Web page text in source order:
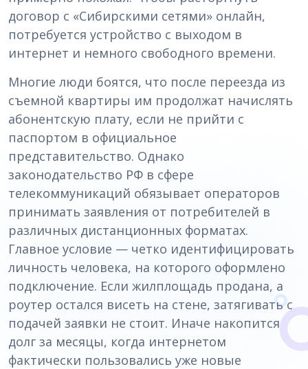
договор с «Сибирскими сетями» онлайн,
потребуется устройство с выходом в
интернет и немного свободного времени.
Многие люди боятся, что после переезда из
съемной квартиры им продолжат начислять
абонентскую плату, если не прийти с
паспортом в официальное
представительство. Однако
законодательство РФ в сфере
телекоммуникаций обязывает операторов
принимать заявления от потребителей в
различных дистанционных форматах.
Главное условие — четко идентифицировать
личность человека, на которого оформлено
подключение. Если жилплощадь продана, а
роутер остался висеть на стене, затягивать с
подачей заявки не стоит. Иначе накопится
долг за месяцы, когда интернетом
фактически пользовались уже новые